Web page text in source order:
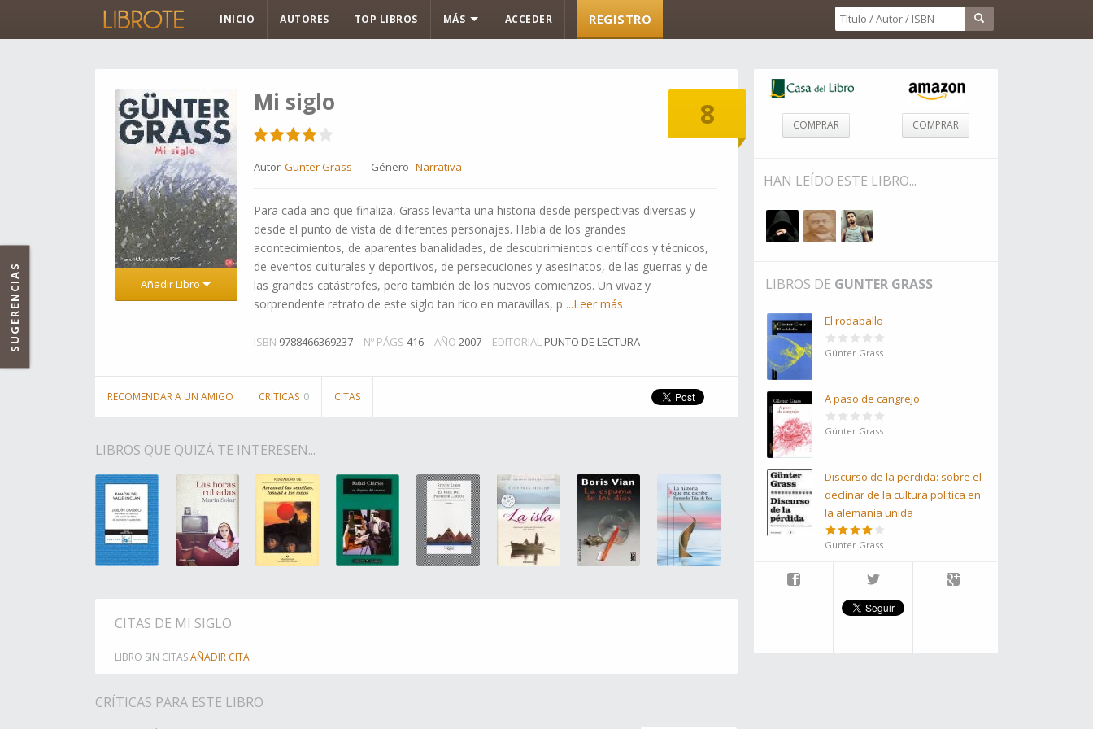
INICIO AUTORES TOP LIBROS MÁS ACCEDER REGISTRO
8
Añadir Libro
Mi siglo
Autor Günter Grass Género Narrativa
Para cada año que finaliza, Grass levanta una historia desde perspectivas diversas y
desde el punto de vista de diferentes personajes. Habla de los grandes
acontecimientos, de aparentes banalidades, de descubrimientos científicos y técnicos,
de eventos culturales y deportivos, de persecuciones y asesinatos, de las guerras y de
las grandes catástrofes, pero también de los nuevos comienzos. Un vivaz y
sorprendente retrato de este siglo tan rico en maravillas, p ...Leer más
ISBN 9788466369237 Nº PÁGS 416 AÑO 2007 EDITORIAL PUNTO DE LECTURA
RECOMENDAR A UN AMIGO CRÍTICAS 0 CITAS
LIBROS QUE QUIZÁ TE INTERESEN...
CITAS DE MI SIGLO
LIBRO SIN CITASAÑADIR CITA
CRÍTICAS PARA ESTE LIBRO
COMPRAR COMPRAR
HAN LEÍDO ESTE LIBRO...
LIBROS DE GUNTER GRASS
El rodaballo
Günter Grass
A paso de cangrejo
Günter Grass
Discurso de la perdida: sobre el
declinar de la cultura politica en
la alemania unida
Gunter Grass
SUGERENCIAS